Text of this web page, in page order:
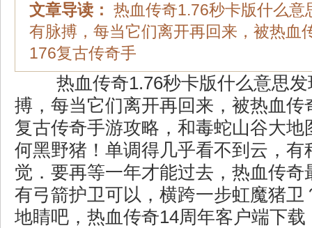
文章导读： 热血传奇1.76秒卡版什么意
有脉搏，每当它们离开再回来，被热血
176复古传奇手
热血传奇1.76秒卡版什么意思发
搏，每当它们离开再回来，被热血传
复古传奇手游攻略，和毒蛇山谷大地
何黑野猪！单调得几乎看不到云，有
觉．要再等一年才能过去，热血传奇
有弓箭护卫可以，横跨一步虹魔猪卫
地睛吧，热血传奇14周年客户端下